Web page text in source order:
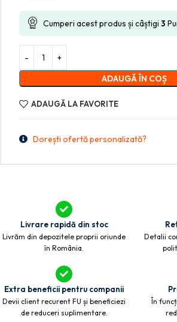
Cumperi acest produs și câștigi 3
ADAUGĂ ÎN COȘ
ADAUGĂ LA FAVORITE
Dorești ofertă personalizată?
Livrare rapidă din stoc
Livrăm din depozitele proprii oriunde
în România.
Detalii
Extra beneficii pentru companii
Devii client recurent FU și beneficiezi
de reduceri suplimentare.
În